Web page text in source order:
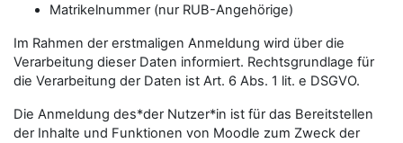
Matrikelnummer (nur RUB-Angehörige)
Im Rahmen der erstmaligen Anmeldung wird über die
Verarbeitung dieser Daten informiert. Rechtsgrundlage für
die Verarbeitung der Daten ist Art. 6 Abs. 1 lit. e DSGVO.
Die Anmeldung des*der Nutzer*in ist für das Bereitstellen
der Inhalte und Funktionen von Moodle zum Zweck der